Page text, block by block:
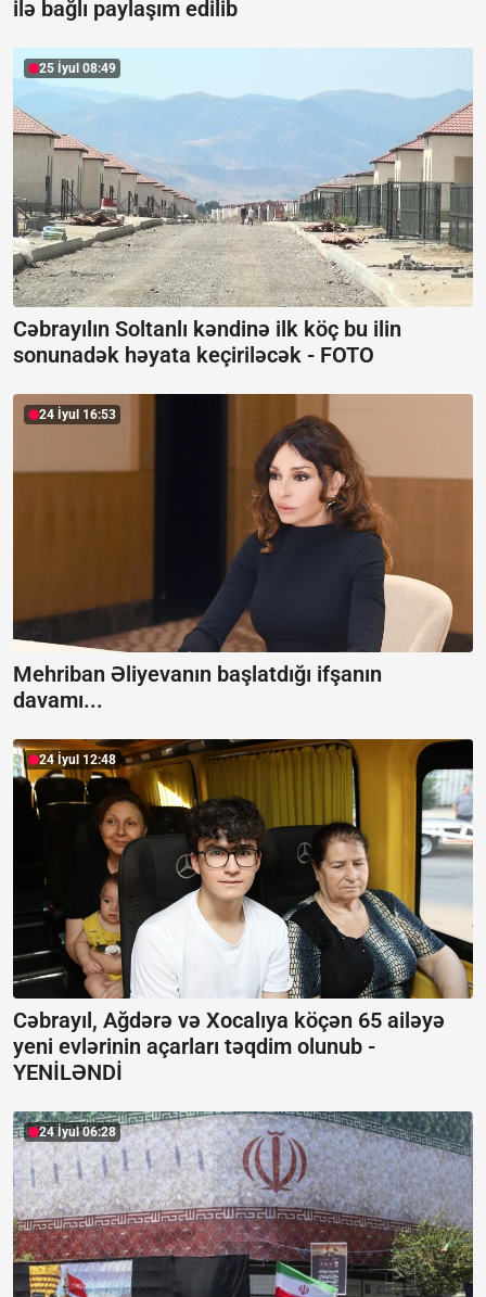
ilə bağlı paylaşım edilib
25 İyul 08:49
Cəbrayılın Soltanlı kəndinə ilk köç bu ilin
sonunadək həyata keçiriləcək - FOTO
24 İyul 16:53
Mehriban Əliyevanın başlatdığı ifşanın
davamı...
24 İyul 12:48
Cəbrayıl, Ağdərə və Xocalıya köçən 65 ailəyə
yeni evlərinin açarları təqdim olunub -
YENİLƏNDİ
24 İyul 06:28